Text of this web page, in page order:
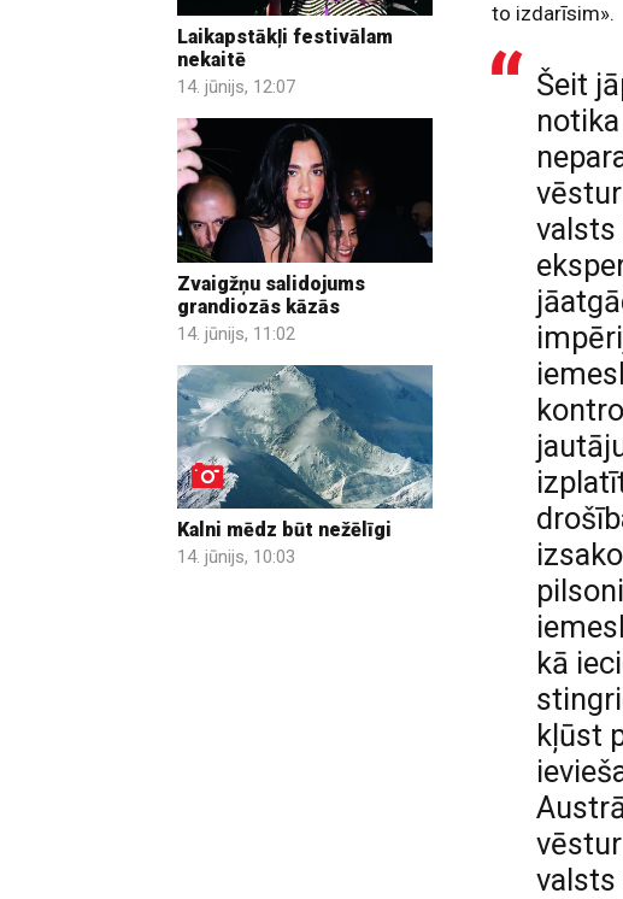
Laikapstākļi festivālam
nekaitē
14. jūnijs, 12:07
Zvaigžņu salidojums
grandiozās kāzās
14. jūnijs, 11:02
Kalni mēdz būt nežēlīgi
14. jūnijs, 10:03
to izdarīsim».
Šeit
valsts
kā
kļūst
valsts